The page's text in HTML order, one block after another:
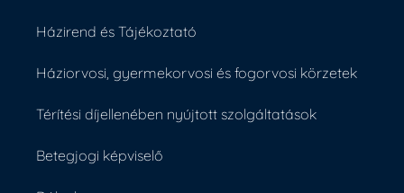
Házirend és Tájékoztató
Háziorvosi, gyermekorvosi és fogorvosi körzetek
Térítési díjellenében nyújtott szolgáltatások
Betegjogi képviselő